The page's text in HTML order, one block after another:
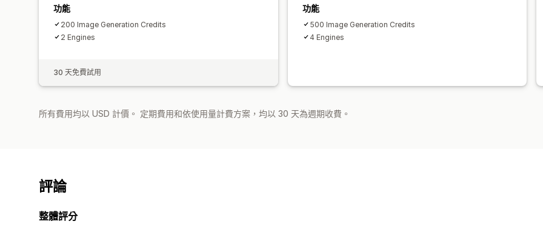
功能
200 Image Generation Credits
2 Engines
30 天免費試用
功能
500 Image Generation Credits
4 Engines
所有費用均以 USD 計價。 定期費用和依使用量計費方案，均以 30 天為週期收費。
評論
整體評分